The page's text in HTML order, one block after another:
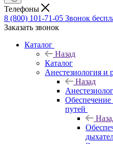
Телефоны
8 (800) 101-71-05 Звонок
Заказать звонок
Каталог
Назад
Каталог
Анестезиология и
Назад
путей